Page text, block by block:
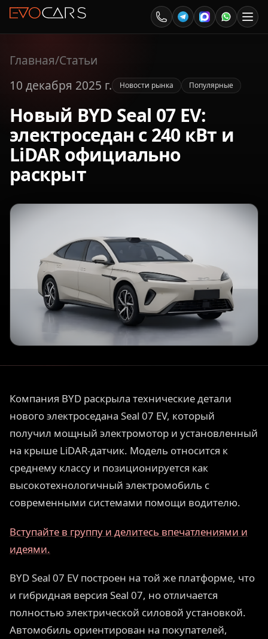
Главная/Статьи
10 декабря 2025 г.
Новости рынка Популярные
Новый BYD Seal 07 EV:
электроседан с 240 кВт и
LiDAR официально
раскрыт
Компания BYD раскрыла технические детали
нового электроседана Seal 07 EV, который
получил мощный электромотор и установленный
на крыше LiDAR-датчик. Модель относится к
среднему классу и позиционируется как
высокотехнологичный электромобиль с
современными системами помощи водителю.
Вступайте в группу и делитесь впечатлениями и
идеями.
BYD Seal 07 EV построен на той же платформе, что
и гибридная версия Seal 07, но отличается
полностью электрической силовой установкой.
Автомобиль ориентирован на покупателей,